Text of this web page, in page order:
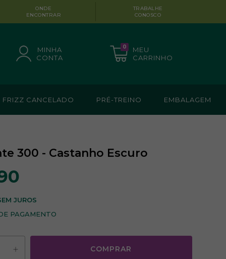
ONDE
ENCONTRAR
TRABALHE
CONOSCO
MINHA
CONTA
MEU
CARRINHO
0
FRIZZ CANCELADO PRÉ-TREINO EMBALAGEM
300 - Castanho Escuro
JUROS
PAGAMENTO